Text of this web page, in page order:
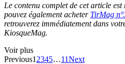
Le contenu complet de cet article est
pouvez également acheter TirMag
retrouverez immédiatement dans
KiosqueMag.
Voir plus
Previous1 2345…11Next